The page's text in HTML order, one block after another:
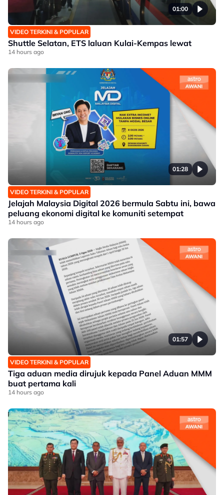
01:00
VIDEO TERKINI & POPULAR
Shuttle Selatan, ETS laluan Kulai-Kempas lewat
14 hours ago
01:28
VIDEO TERKINI & POPULAR
Jelajah Malaysia Digital 2026 bermula Sabtu ini, bawa
peluang ekonomi digital ke komuniti setempat
14 hours ago
01:57
VIDEO TERKINI & POPULAR
Tiga aduan media dirujuk kepada Panel Aduan MMM
buat pertama kali
14 hours ago